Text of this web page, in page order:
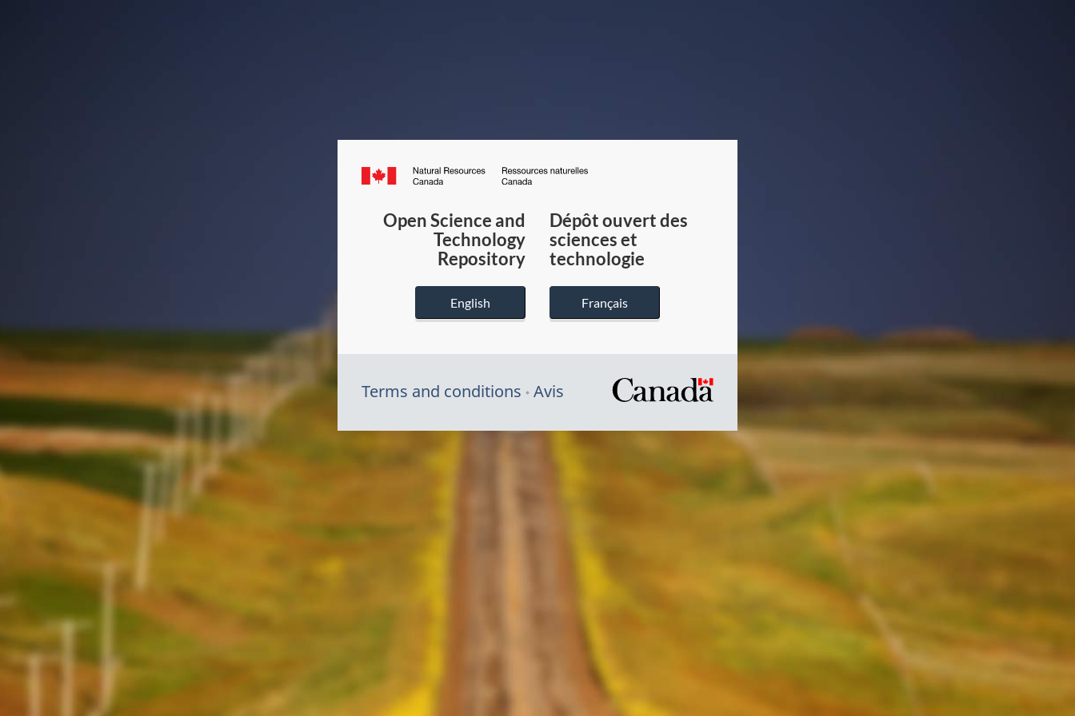
Canada.ca
du
Canada
Open Science and
Technology
Repository
English
Dépôt ouvert des
sciences et
technologie
Français
Terms and conditions Avis
/
Symbole
du
gouvernement
du